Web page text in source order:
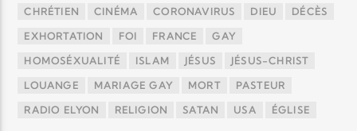
CHRÉTIEN CINÉMA CORONAVIRUS DIEU DÉCÈS
EXHORTATION FOI FRANCE GAY
HOMOSÉXUALITÉ ISLAM JÉSUS JÉSUS-CHRIST
LOUANGE MARIAGE GAY MORT PASTEUR
RADIO ELYON RELIGION SATAN USA ÉGLISE